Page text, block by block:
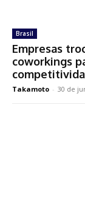
Brasil
Empresas
coworkings
Takamoto - 30 de